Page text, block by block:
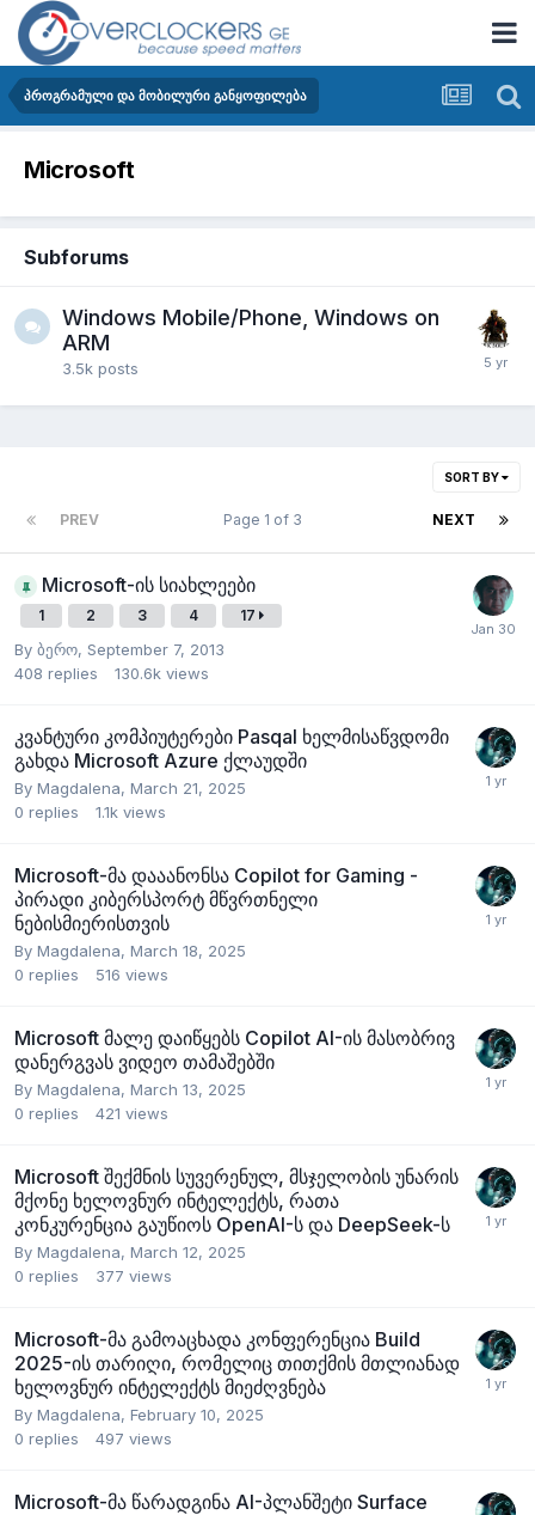
პროგრამული და მობილური განყოფილება
Microsoft
Subforums
Windows Mobile/Phone, Windows on
ARM
3.5k posts
SORT BY
PREV NEXT
Page 1 of 3
Microsoft-ის სიახლეები
1 2 3 4 17
By ბერო, September 7, 2013
408 replies 130.6k views
კვანტური კომპიუტერები Pasqal ხელმისაწვდომი
გახდა Microsoft Azure ქლაუდში
By Magdalena, March 21, 2025
0 replies 1.1k views
Microsoft-მა დააანონსა Copilot for Gaming -
პირადი კიბერსპორტ მწვრთნელი
ნებისმიერისთვის
By Magdalena, March 18, 2025
0 replies 516 views
Microsoft მალე დაიწყებს Copilot AI-ის მასობრივ
დანერგვას ვიდეო თამაშებში
By Magdalena, March 13, 2025
0 replies 421 views
Microsoft შექმნის სუვერენულ, მსჯელობის უნარის
მქონე ხელოვნურ ინტელექტს, რათა
კონკურენცია გაუწიოს OpenAI-ს და DeepSeek-ს
By Magdalena, March 12, 2025
0 replies 377 views
Microsoft-მა გამოაცხადა კონფერენცია Build
2025-ის თარიღი, რომელიც თითქმის მთლიანად
ხელოვნურ ინტელექტს მიეძღვნება
By Magdalena, February 10, 2025
0 replies 497 views
Microsoft-მა წარადგინა AI-პლანშეტი Surface